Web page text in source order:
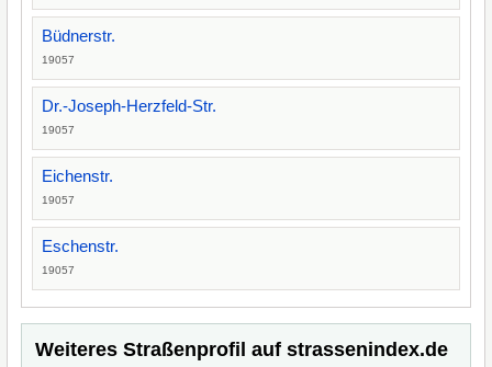
Büdnerstr.
19057
Dr.-Joseph-Herzfeld-Str.
19057
Eichenstr.
19057
Eschenstr.
19057
Weiteres Straßenprofil auf strassenindex.de